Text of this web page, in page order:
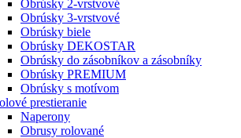
Obrúsky 2-vrstvové
Obrúsky 3-vrstvové
Obrúsky biele
Obrúsky DEKOSTAR
Obrúsky do zásobníkov a zásobníky
Obrúsky PREMIUM
Obrúsky s motívom
prestieranie
Naperony
Obrusy rolované